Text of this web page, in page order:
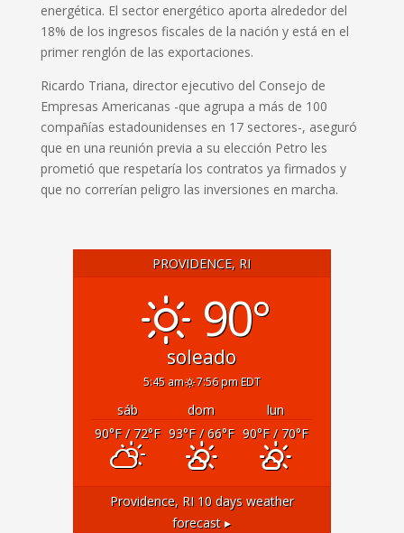
energética. El sector energético aporta alrededor del
18% de los ingresos fiscales de la nación y está en el
primer renglón de las exportaciones.
Ricardo Triana, director ejecutivo del Consejo de
Empresas Americanas -que agrupa a más de 100
compañías estadounidenses en 17 sectores-, aseguró
que en una reunión previa a su elección Petro les
prometió que respetaría los contratos ya firmados y
que no correrían peligro las inversiones en marcha.
PROVIDENCE, RI
90°
soleado
5:45 am 7:56 pm EDT
sáb dom
lun
90°F/ 72°F 93°F/ 66°F 90°F/ 70°F
Providence, RI10 days weather
forecast ▸